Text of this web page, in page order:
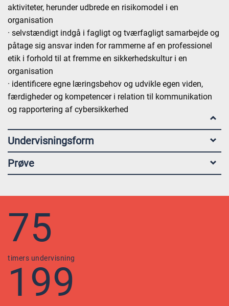
aktiviteter, herunder udbrede en risikomodel i en
organisation
· selvstændigt indgå i fagligt og tværfagligt samarbejde og
påtage sig ansvar inden for rammerne af en professionel
etik i forhold til at fremme en sikkerhedskultur i en
organisation
· identificere egne læringsbehov og udvikle egen viden,
færdigheder og kompetencer i relation til kommunikation
og rapportering af cybersikkerhed
Undervisningsform
Prøve
75
timers undervisning
199